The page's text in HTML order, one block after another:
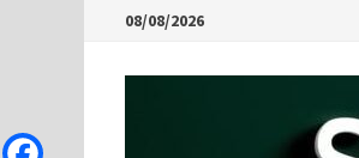
content
08/08/2026